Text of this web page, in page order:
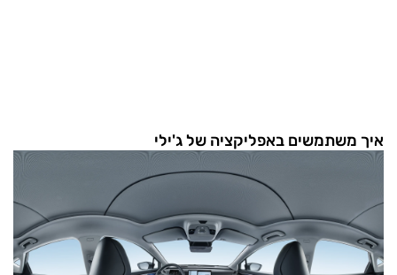
איך משתמשים באפליקציה של ג'ילי